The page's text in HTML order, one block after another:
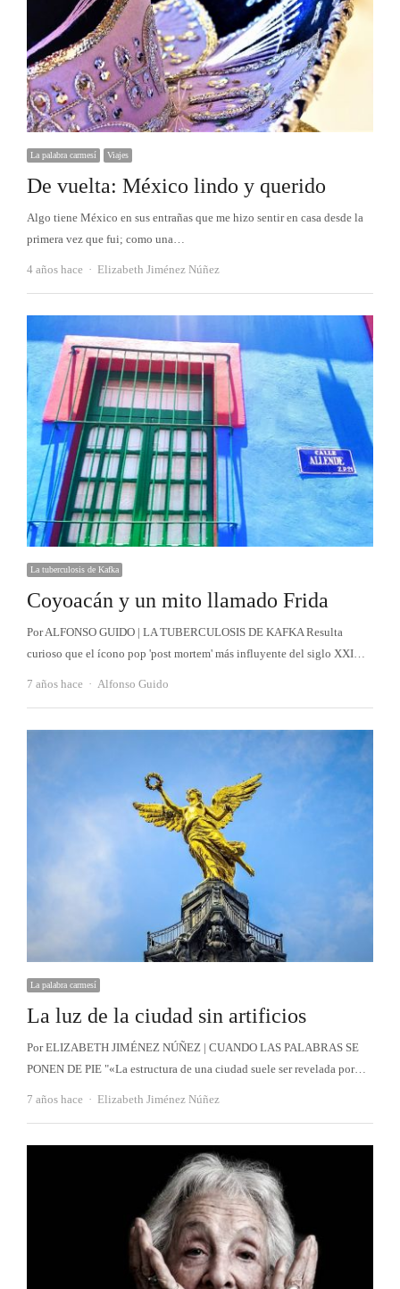
La palabra carmesí Viajes
De vuelta: México lindo y querido
Algo tiene México en sus entrañas que me hizo sentir en casa desde la
primera vez que fui; como una…
4 años hace Autor
Elizabeth Jiménez Núñez
La tuberculosis de Kafka
Coyoacán y un mito llamado Frida
Por ALFONSO GUIDO | LA TUBERCULOSIS DE KAFKA Resulta
curioso que el ícono pop 'post mortem' más influyente del siglo XXI…
7 años hace Autor
Alfonso Guido
La palabra carmesí
La luz de la ciudad sin artificios
Por ELIZABETH JIMÉNEZ NÚÑEZ | CUANDO LAS PALABRAS SE
PONEN DE PIE "«La estructura de una ciudad suele ser revelada por…
7 años hace Autor
Elizabeth Jiménez Núñez